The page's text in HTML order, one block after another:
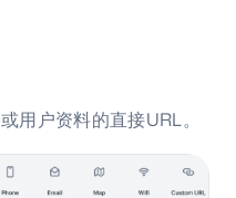
用户资料的直接URL。